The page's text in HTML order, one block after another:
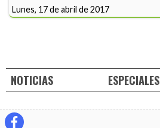
Lunes, 17 de abril de 2017
NOTICIAS ESPECIALES